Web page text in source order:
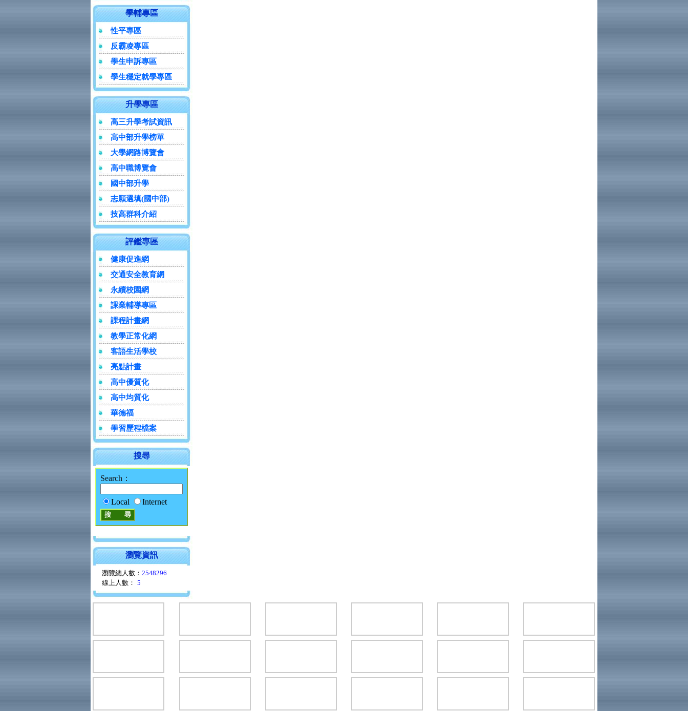
學輔專區
性平專區
反霸凌專區
學生申訴專區
學生穩定就學專區
升學專區
高三升學考試資訊
高中部升學榜單
大學網路博覽會
高中職博覽會
國中部升學
志願選填(國中部)
技高群科介紹
評鑑專區
健康促進網
交通安全教育網
永續校園網
課業輔導專區
課程計畫網
教學正常化網
客語生活學校
亮點計畫
高中優質化
高中均質化
華德福
學習歷程檔案
搜尋
Search：
Local Internet
瀏覽資訊
瀏覽總人數： 2548296
線上人數： 5